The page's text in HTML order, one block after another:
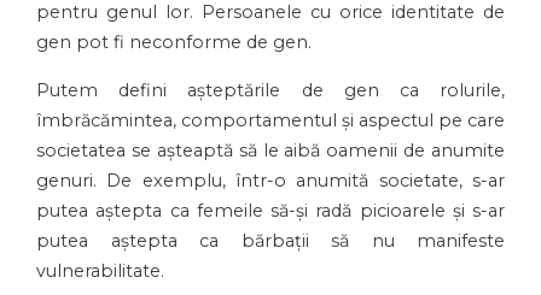
pentru genul lor. Persoanele cu orice identitate de
gen pot fi neconforme de gen.
Putem defini așteptările de gen ca rolurile,
îmbrăcămintea, comportamentul și aspectul pe care
societatea se așteaptă să le aibă oamenii de anumite
genuri. De exemplu, într-o anumită societate, s-ar
putea aștepta ca femeile să-și radă picioarele și s-ar
putea aștepta ca bărbații să nu manifeste
vulnerabilitate.